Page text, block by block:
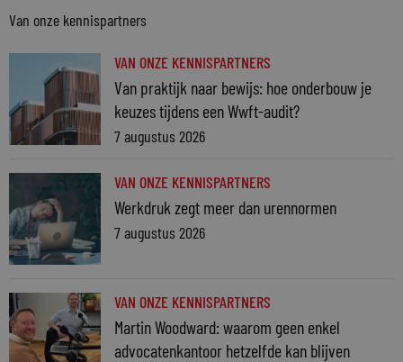
Van onze kennispartners
VAN ONZE KENNISPARTNERS
Van praktijk naar bewijs: hoe onderbouw je
keuzes tijdens een Wwft-audit?
7 augustus 2026
VAN ONZE KENNISPARTNERS
Werkdruk zegt meer dan urennormen
7 augustus 2026
VAN ONZE KENNISPARTNERS
Martin Woodward: waarom geen enkel
advocatenkantoor hetzelfde kan blijven